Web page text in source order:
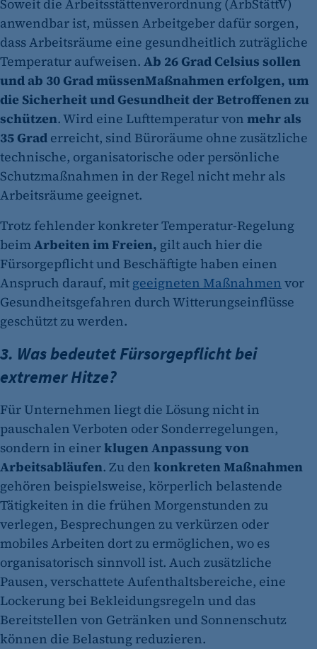
Soweit die Arbeitsstättenverordnung (ArbStättV)
anwendbar ist, müssen Arbeitgeber dafür sorgen,
dass Arbeitsräume eine gesundheitlich zuträgliche
Temperatur aufweisen. Ab 26 Grad Celsius sollen
und ab 30 Grad müssenMaßnahmen erfolgen, um
die Sicherheit und Gesundheit der Betroffenen zu
schützen. Wird eine Lufttemperatur von mehr als
35 Grad erreicht, sind Büroräume ohne zusätzliche
technische, organisatorische oder persönliche
Schutzmaßnahmen in der Regel nicht mehr als
Arbeitsräume geeignet.
Trotz fehlender konkreter Temperatur-Regelung
beimArbeiten im Freien, gilt auch hier die
Fürsorgepflicht und Beschäftigte haben einen
Anspruch darauf, mit geeigneten Maßnahmen vor
Gesundheitsgefahren durch Witterungseinflüsse
geschützt zu werden.
3. Was bedeutet Fürsorgepflicht bei
extremer Hitze?
Für Unternehmen liegt die Lösung nicht in
pauschalen Verboten oder Sonderregelungen,
sondern in einerklugen Anpassung von
Arbeitsabläufen. Zu den konkreten Maßnahmen
gehören beispielsweise, körperlich belastende
Tätigkeiten in die frühen Morgenstunden zu
verlegen, Besprechungen zu verkürzen oder
mobiles Arbeiten dort zu ermöglichen, wo es
organisatorisch sinnvoll ist. Auch zusätzliche
Pausen, verschattete Aufenthaltsbereiche, eine
Lockerung bei Bekleidungsregeln und das
Bereitstellen von Getränken und Sonnenschutz
können die Belastung reduzieren.